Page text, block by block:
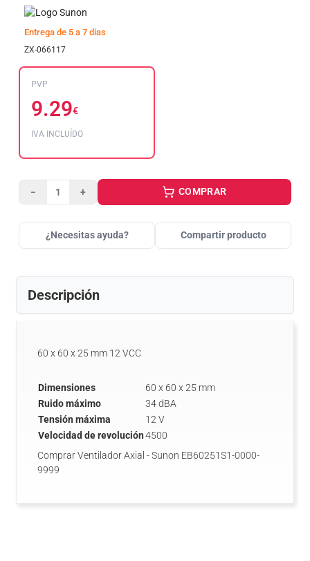
Entrega de 5 a 7 dias
ZX-066117
PVP
9.29€
IVA INCLUÍDO
− + COMPRAR
¿Necesitas ayuda? Compartir producto
Descripción
60 x 60 x 25 mm 12 VCC
Dimensiones
60 x 60 x 25 mm
Ruido máximo
34 dBA
Tensión máxima
12 V
Velocidad de revolución4500
Comprar Ventilador Axial - Sunon EB60251S1-0000-
9999